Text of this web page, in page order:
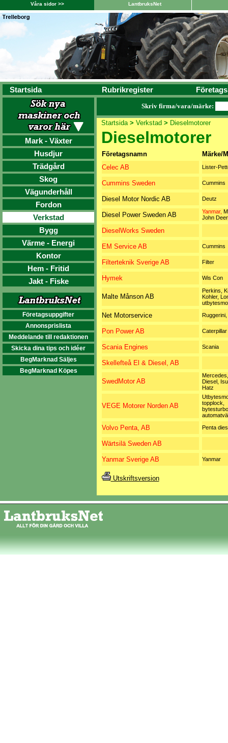
Våra sidor >> LantbruksNet
Startsida Rubrikregister
Mark - Växter
Husdjur
Trädgård
Skog
Vägunderhåll
Fordon
Verkstad
Bygg
Värme - Energi
Kontor
Hem - Fritid
Jakt - Fiske
Företagsuppgifter
Annonsprislista
Meddelande till redaktionen
Skicka dina tips och idéer
BegMarknad Säljes
BegMarknad Köpes
Skriv firma/vara/märke:
Startsida> Verkstad > Dieselmotorer
Dieselmotorer
Företagsnamn
Märke/
Celec AB
Lister-
Cummins Sweden Cummins
Diesel Motor Nordic AB Deutz
Diesel Power Sweden AB Yanmar,
John
DieselWorks Sweden
EM Service AB Cummins
Filterteknik Sverige AB Filter
Hymek Wis Con
Malte Månson AB
Perkins,
Kohler,
Net Motorservice Ruggerini,
Pon Power AB Caterpillar
Scania Engines Scania
Skellefteå El & Diesel, AB
SwedMotor AB
Diesel,
Hatz
VEGE Motorer Norden AB
topplock,
Volvo Penta, AB Penta
Wärtsilä Sweden AB
Yanmar Sverige AB Yanmar
Utskriftsversion